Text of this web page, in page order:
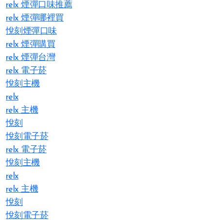
relx 煙彈口味推薦
relx 煙彈哪裡買
悅刻煙彈口味
relx 煙彈購買
relx 煙彈台灣
relx 電子菸
悅刻主機
relx
relx 主機
悅刻
悅刻電子菸
relx 電子菸
悅刻主機
relx
relx 主機
悅刻
悅刻電子菸